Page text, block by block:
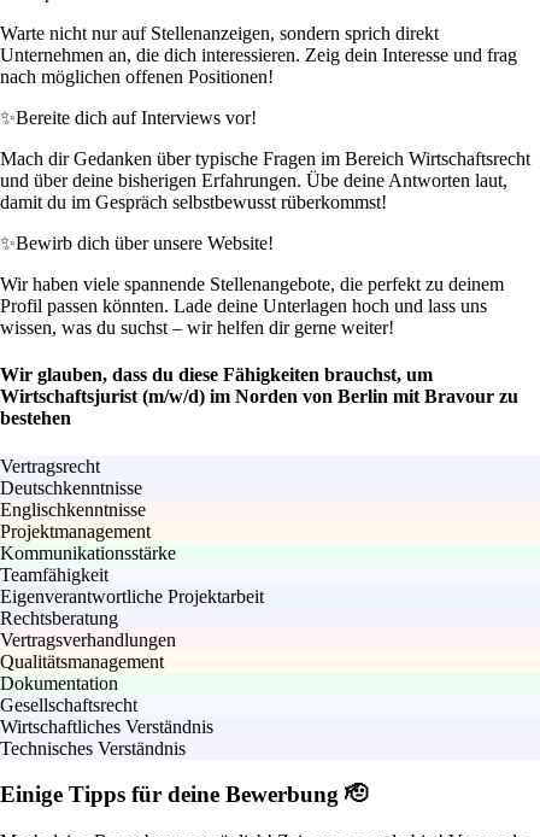
Warte nicht nur auf Stellenanzeigen, sondern sprich direkt
Unternehmen an, die dich interessieren. Zeig dein Interesse und frag
nach möglichen offenen Positionen!
✨Bereite dich auf Interviews vor!
Mach dir Gedanken über typische Fragen im Bereich Wirtschaftsrecht
und über deine bisherigen Erfahrungen. Übe deine Antworten laut,
damit du im Gespräch selbstbewusst rüberkommst!
✨Bewirb dich über unsere Website!
Wir haben viele spannende Stellenangebote, die perfekt zu deinem
Profil passen könnten. Lade deine Unterlagen hoch und lass uns
wissen, was du suchst – wir helfen dir gerne weiter!
Wir glauben, dass du diese Fähigkeiten brauchst, um
Wirtschaftsjurist (m/w/d) im Norden von Berlin mit Bravour zu
bestehen
Vertragsrecht
Deutschkenntnisse
Englischkenntnisse
Projektmanagement
Kommunikationsstärke
Teamfähigkeit
Eigenverantwortliche Projektarbeit
Rechtsberatung
Vertragsverhandlungen
Qualitätsmanagement
Dokumentation
Gesellschaftsrecht
Wirtschaftliches Verständnis
Technisches Verständnis
Einige Tipps für deine Bewerbung 🫡